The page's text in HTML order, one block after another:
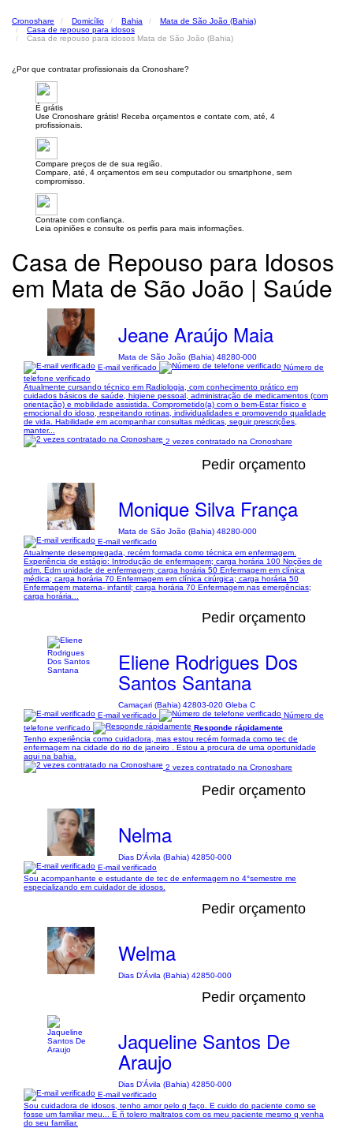
Cronoshare Domicílio Bahia
Mata de São João (Bahia)
Casa de repouso para idosos
Casa de repouso para idosos Mata de São João (Bahia)
¿Por que contratar profissionais da Cronoshare?
É grátis
Use Cronoshare grátis! Receba orçamentos e contate com, até, 4
profissionais.
Compare preços de de sua região.
Compare, até, 4 orçamentos em seu computador ou smartphone, sem
compromisso.
Contrate com confiança.
Leia opiniões e consulte os perfis para mais informações.
Casa de Repouso para Idosos
em Mata de São João | Saúde
Jeane Araújo Maia
Mata de São João (Bahia) 48280-000
E-mail verificado
Número de
telefone verificado
Atualmente cursando técnico em Radiologia, com conhecimento prático em
cuidados básicos de saúde, higiene pessoal, administração de medicamentos (com
orientação) e mobilidade assistida. Comprometido(a) com o bem-Estar físico e
emocional do idoso, respeitando rotinas, individualidades e promovendo qualidade
de vida. Habilidade em acompanhar consultas médicas, seguir prescrições,
manter...
2 vezes contratado na Cronoshare
Pedir orçamento
Monique Silva França
Mata de São João (Bahia) 48280-000
E-mail verificado
Atualmente desempregada, recém formada como técnica em enfermagem.
Experiência de estágio: Introdução de enfermagem; carga horária 100 Noções de
adm. Edm unidade de enfermagem; carga horária 50 Enfermagem em clínica
médica; carga horária 70 Enfermagem em clínica cirúrgica; carga horária 50
Enfermagem materna- infantil; carga horária 70 Enfermagem nas emergências;
carga horária...
Pedir orçamento
Eliene Rodrigues Dos
Santos Santana
Camaçari (Bahia) 42803-020 Gleba C
E-mail verificado
Número de
telefone verificado
Responde rápidamente
Tenho experiência como cuidadora, mas estou recém formada como tec de
enfermagem na cidade do rio de janeiro . Estou a procura de uma oportunidade
aqui na bahia.
2 vezes contratado na Cronoshare
Pedir orçamento
Nelma
Dias D'Ávila (Bahia) 42850-000
E-mail verificado
Sou acompanhante e estudante de tec de enfermagem no 4°semestre me
especializando em cuidador de idosos.
Pedir orçamento
Welma
Dias D'Ávila (Bahia) 42850-000
Pedir orçamento
Jaqueline Santos De
Araujo
Dias D'Ávila (Bahia) 42850-000
E-mail verificado
Sou cuidadora de idosos, tenho amor pelo q faço. E cuido do paciente como se
fosse um familiar meu... E ñ tolero maltratos com os meu paciente mesmo q venha
do seu familiar.